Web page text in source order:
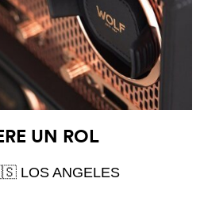
UN ROL
LOS ANGELES